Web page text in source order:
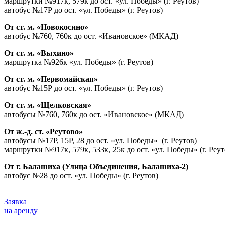
автобус №17Р до ост. «ул. Победы» (г. Реутов)
От ст. м. «Новокосино»
автобус №760, 760к до ост. «Ивановское» (МКАД)
От ст. м. «Выхино»
маршрутка №926к «ул. Победы» (г. Реутов)
От ст. м. «Первомайская»
автобус №15Р до ост. «ул. Победы» (г. Реутов)
От ст. м. «Щелковская»
автобусы №760, 760к до ост. «Ивановское» (МКАД)
От ж.-д. ст. «Реутово»
автобусы №17Р, 15Р, 28 до ост. «ул. Победы» (г. Реутов)
маршрутки №917к, 579к, 533к, 25к до ост. «ул. Победы» (г.
От г. Балашиха (Улица Объединения, Балашиха-2)
автобус №28 до ост. «ул. Победы» (г. Реутов)
Заявка
на аренду